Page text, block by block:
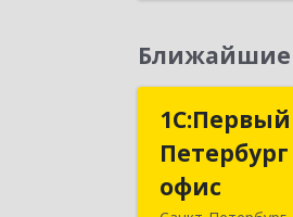
Ближайшие
офис